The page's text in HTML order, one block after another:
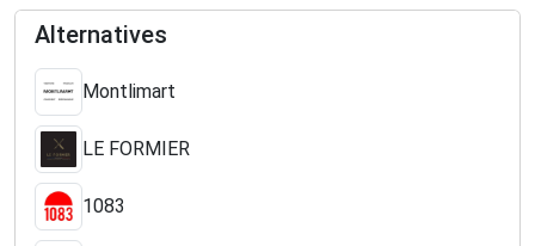
Alternatives
Montlimart
LE FORMIER
1083